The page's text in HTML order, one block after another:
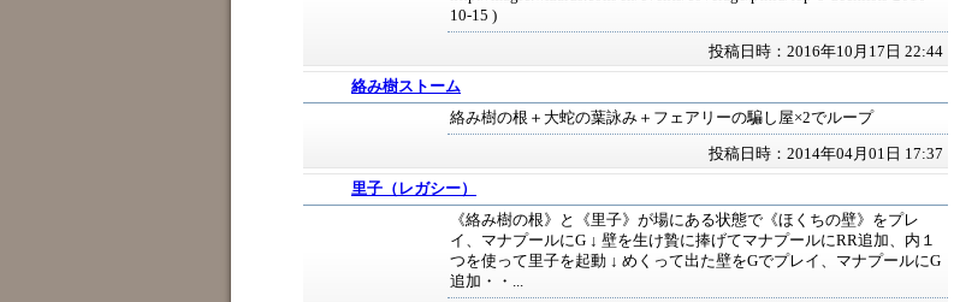
10-15 )
投稿日時：2016年10月17日 22:44
絡み樹ストーム
絡み樹の根＋大蛇の葉詠み＋フェアリーの騙し屋×2でループ
投稿日時：2014年04月01日 17:37
里子（レガシー）
《絡み樹の根》と《里子》が場にある状態で《ほくちの壁》をプレ
イ、マナプールにG ↓ 壁を生け贄に捧げてマナプールにRR追加、内１
つを使って里子を起動 ↓ めくって出た壁をGでプレイ、マナプールにG
追加・・...